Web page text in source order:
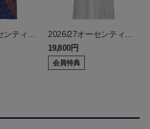
ンティッ
（フィー
2026/27オーセンティッ
クユニフォーム（フィー
ルド2nd）
19,800円
会員特典